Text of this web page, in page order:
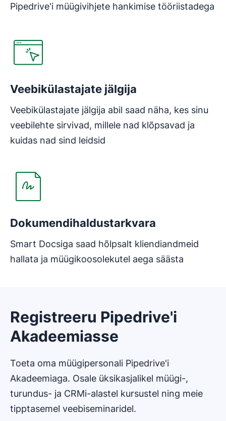
Pipedrive'i müügivihjete hankimise tööriistadega
Veebikülastajate jälgija
Veebikülastajate jälgija abil saad näha, kes sinu
veebilehte sirvivad, millele nad klõpsavad ja
kuidas nad sind leidsid
Dokumendihaldustarkvara
Smart Docsiga saad hõlpsalt kliendiandmeid
hallata ja müügikoosolekutel aega säästa
Registreeru Pipedrive'i
Akadeemiasse
Toeta oma müügipersonali Pipedrive'i
Akadeemiaga. Osale üksikasjalikel müügi-,
turundus- ja CRMi-alastel kursustel ning meie
tipptasemel veebiseminaridel.